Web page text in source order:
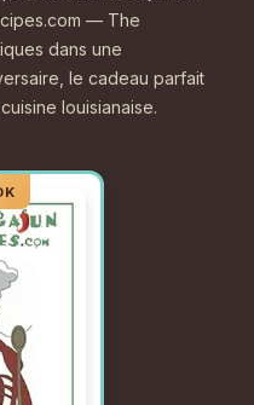
— The
dans une
le cadeau parfait
louisianaise.